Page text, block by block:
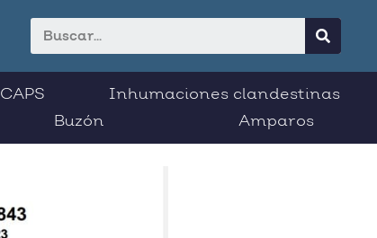
CAPS
Inhumaciones clandestinas
Buzón Amparos